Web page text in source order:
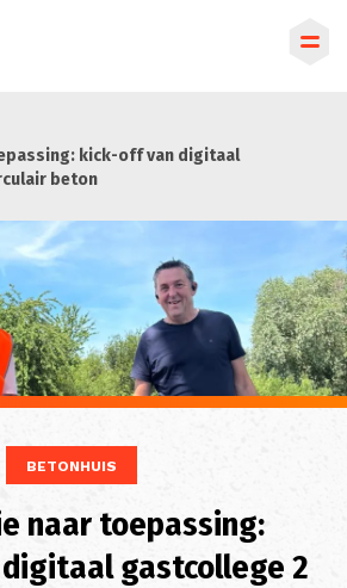
kick-off van digitaal
beton
BETONHUIS
naar toepassing:
gastcollege 2